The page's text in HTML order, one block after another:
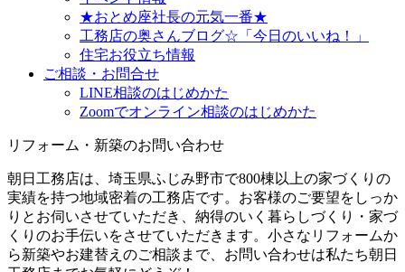
★おとめ座社長の元気一番★
工務店の奥さんブログ☆「今日のいいね！」
住宅お役立ち情報
ご相談・お問合せ
LINE相談のはじめかた
Zoomでオンライン相談のはじめかた
リフォーム・新築のお問い合わせ
朝日工務店は、埼玉県ふじみ野市で800棟以上の家づくりの
実績を持つ地域密着の工務店です。お客様のご要望をしっか
りとお伺いさせていただき、納得のいく暮らしづくり・家づ
くりのお手伝いをさせていただきます。小さなリフォームか
ら新築やお建替えのご相談まで、お問い合わせは私たち朝日